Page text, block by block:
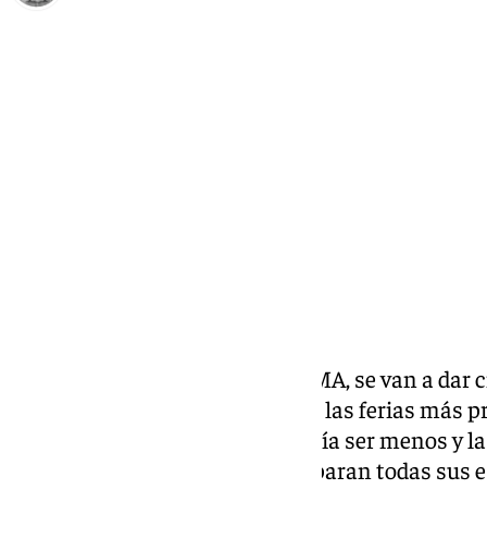
En los próximos días, en el IFEMA, se van a
turísticas del planeta en una de las ferias más
turística, FITUR. Málaga no podía ser menos y
conforman su provincia ya preparan todas